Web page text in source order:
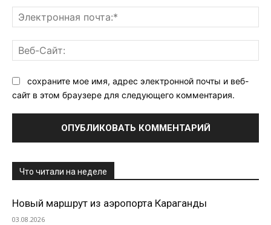
сохраните мое имя, адрес электронной почты и веб-
сайт в этом браузере для следующего комментария.
Что читали на неделе
Новый маршрут из аэропорта Караганды
03.08.2026